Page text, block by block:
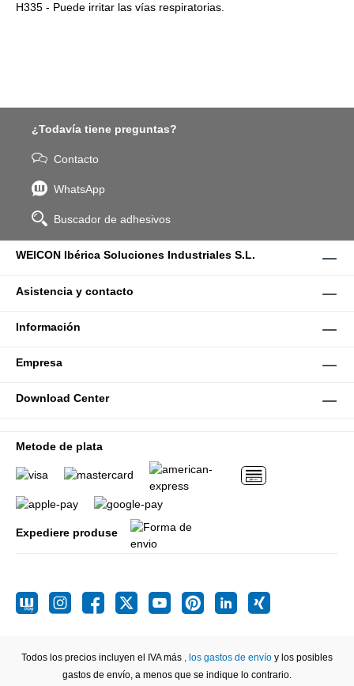
H335 - Puede irritar las vías respiratorias.
¿Todavía tiene preguntas?
Contacto
WhatsApp
Buscador de adhesivos
WEICON Ibérica Soluciones Industriales S.L.
Asistencia y contacto
Información
Empresa
Download Center
Metode de plata
Expediere produse
Todos los precios incluyen el IVA más , los gastos de envío y los posibles
gastos de envío, a menos que se indique lo contrario.